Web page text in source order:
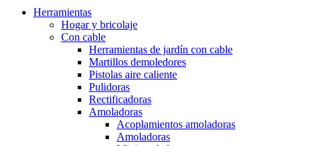
Herramientas
Hogar y bricolaje
Con cable
Herramientas de jardín con cable
Martillos demoledores
Pistolas aire caliente
Pulidoras
Rectificadoras
Amoladoras
Acoplamientos amoladoras
Amoladoras